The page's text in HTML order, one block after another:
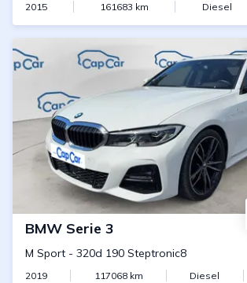
2015 161683 km Diesel
BMW Serie 3
M Sport - 320d 190 Steptronic8
2019 117068km Diesel